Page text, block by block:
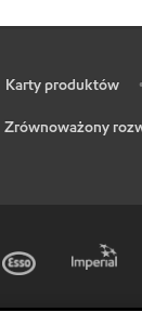
Karty produktów •
Zrównoważony